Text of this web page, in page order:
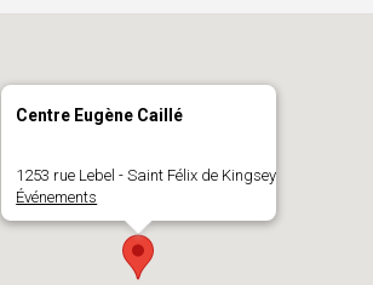
Centre Eugène Caillé
1253 rue Lebel - Saint Félix de Kingsey
Événements